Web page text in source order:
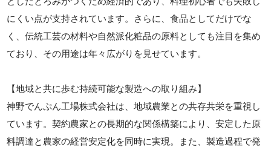
にくい点が支持されています。さらに、食品としてだけでな
く、伝統工芸の材料や自然派化粧品の原料としても注目を集め
ており、その用途は年々広がりを見せています。
【地域と共に歩む持続可能な製造への取り組み】
神野でんぷん工場株式会社は、地域農業との共存共栄を重視し
ています。契約農家との長期的な関係構築により、安定した原
料調達と農家の経営安定化を同時に実現。また、製造過程で発